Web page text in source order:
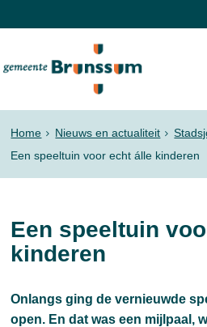
Home Nieuws en actualiteit
Een speeltuin voor echt álle kinderen
Een speeltuin
kinderen
Onlangs ging de vernieuwde
open. En dat was een mijlpaal,